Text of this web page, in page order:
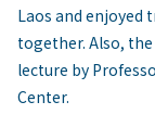
Laos and enjoyed
together. Also,
lecture by
Center.